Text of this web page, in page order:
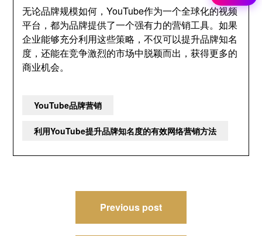
无论品牌规模如何，YouTube作为一个全球化的视频
平台，都为品牌提供了一个强有力的营销工具。如果
企业能够充分利用这些策略，不仅可以提升品牌知名
度，还能在竞争激烈的市场中脱颖而出，获得更多的
商业机会。
YouTube品牌营销
利用YouTube提升品牌知名度的有效网络营销方法
Previous post